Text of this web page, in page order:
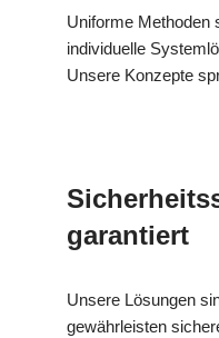
Uniforme Methoden
individuelle
Unsere Konzepte
garantiert
Unsere Lösungen
gewährleisten